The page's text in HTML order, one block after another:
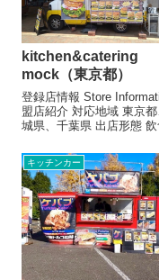
kitchen&catering
mock（東京都）
登録店情報 Store
盟店紹介 対応地域 東京
城県、千葉県 出店形態 飲
扱品目 ・ハンバーガー
各種トッピング100円〜
ブサンド500円・キュー
ド500...
キッチンカー